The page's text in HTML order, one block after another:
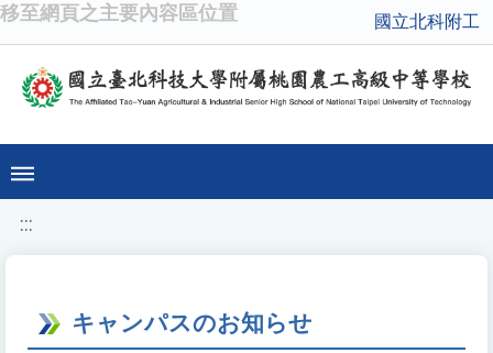
移至網頁之主要內容區位置 國立北科附工
:::
キャンパスのお知らせ